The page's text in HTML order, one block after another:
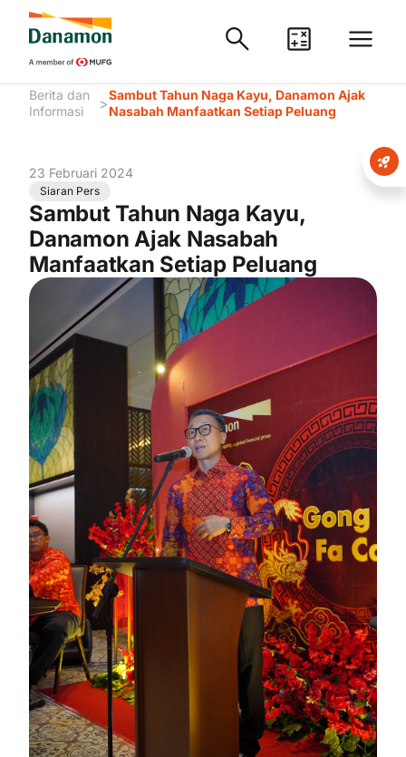
Berita dan
Informasi
>Sambut Tahun Naga Kayu, Danamon Ajak
Nasabah Manfaatkan Setiap Peluang
23 Februari 2024
Siaran Pers
Sambut Tahun Naga Kayu,
Danamon Ajak Nasabah
Manfaatkan Setiap Peluang